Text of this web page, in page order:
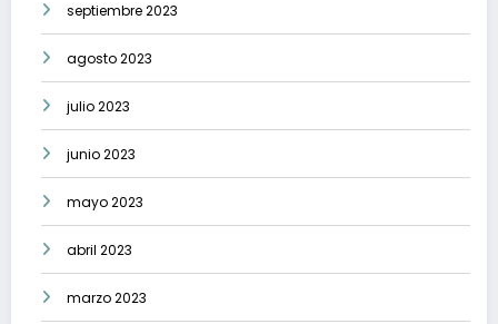
septiembre 2023
agosto 2023
julio 2023
junio 2023
mayo 2023
abril 2023
marzo 2023